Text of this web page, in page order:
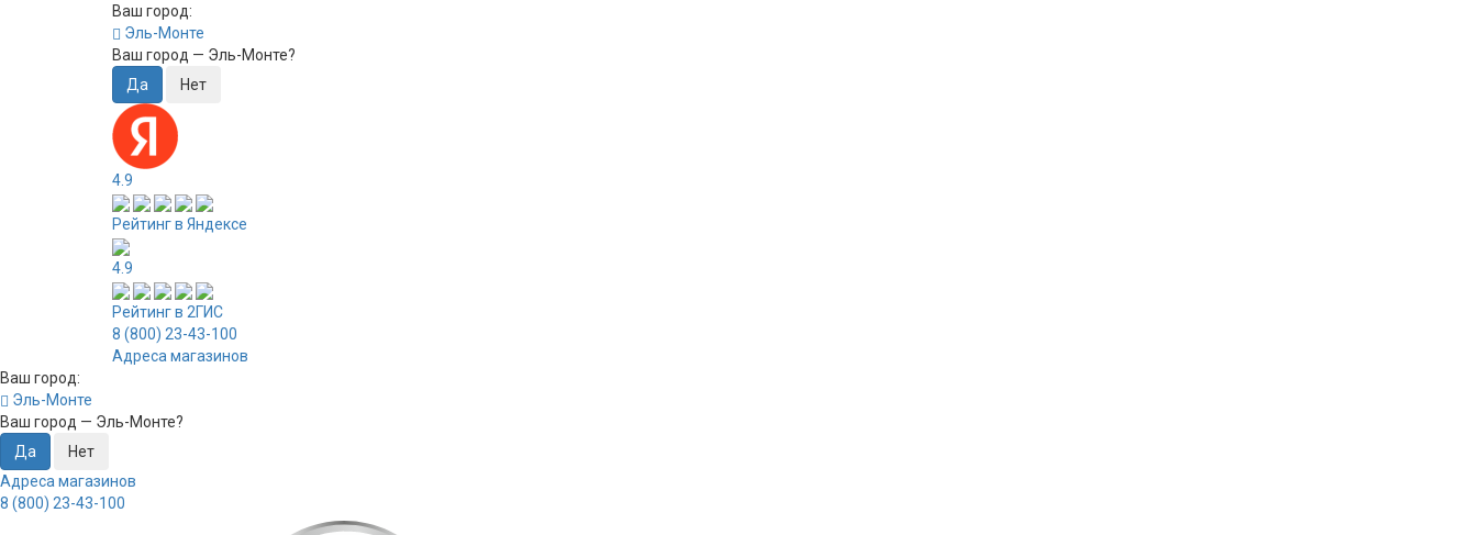
Ваш город:
Эль-Монте
Ваш город — Эль-Монте?
4.9
Рейтинг в Яндексе
4.9
Рейтинг в 2ГИС
8 (800) 23-43-100
Адреса магазинов
Ваш город:
Эль-Монте
Ваш город — Эль-Монте?
Адреса магазинов
8 (800) 23-43-100